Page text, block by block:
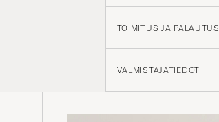
5
TOIMITUS JA PALAUTUS
VALMISTAJATIEDOT